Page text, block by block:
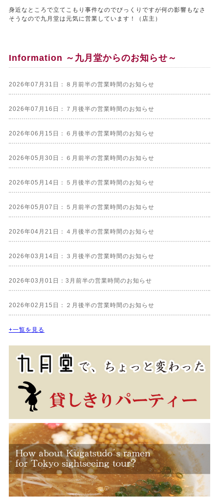
身近なところで立てこもり事件なのでびっくりですが何の影響もなさ
そうなので九月堂は元気に営業しています！（店主）
Information ～九月堂からのお知らせ～
2026年07月31日：８月前半の営業時間のお知らせ
2026年07月16日：７月後半の営業時間のお知らせ
2026年06月15日：６月後半の営業時間のお知らせ
2026年05月30日：６月前半の営業時間のお知らせ
2026年05月14日：５月後半の営業時間のお知らせ
2026年05月07日：５月前半の営業時間のお知らせ
2026年04月21日：４月後半の営業時間のお知らせ
2026年03月14日：３月後半の営業時間のお知らせ
2026年03月01日：3月前半の営業時間のお知らせ
2026年02月15日：２月後半の営業時間のお知らせ
+一覧を見る